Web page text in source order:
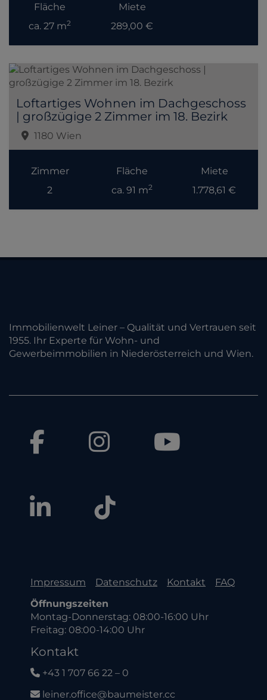
Fläche
ca. 27 m2
Miete
289,00 €
Loftartiges Wohnen im Dachgeschoss
| großzügige 2 Zimmer im 18. Bezirk
1180 Wien
Zimmer
2
Fläche
ca. 91 m2
Miete
1.778,61 €
Immobilienwelt Leiner – Qualität und Vertrauen seit
1955. Ihr Experte für Wohn- und
Gewerbeimmobilien in Niederösterreich und Wien.
Impressum Datenschutz Kontakt
FAQ
Öffnungszeiten
Montag-Donnerstag: 08:00-16:00 Uhr
Freitag: 08:00-14:00 Uhr
Kontakt
+43 1 707 66 22 – 0
leiner.office@baumeister.cc